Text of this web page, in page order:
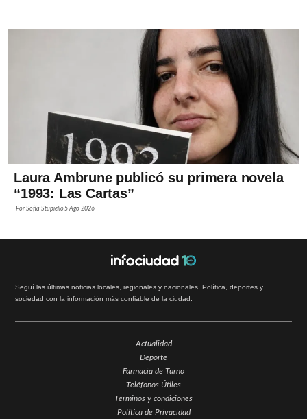
Laura Ambrune publicó su primera novela
“1993: Las Cartas”
PorSofía Stupiello5 Ago 2026
Seguí las últimas noticias locales, regionales y nacionales. Política, deportes y
sociedad con la información más confiable de la ciudad.
Actualidad
Deporte
Farmacia de Turno
Teléfonos Útiles
Términos y condiciones
Política de Privacidad